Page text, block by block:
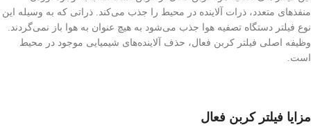
منفذهای متعدد، ذرات آلاینده در محیط را جذب می‌کند. ذراتی که به وسیله این
نوع فیلتر دستگاه تصفیه هوا جذب می‌شود به هیچ عنوان به هوا باز نمی‌گردند.
وظیفه اصلی فیلتر کربن فعال، حذف آلاینده‌های شیمیایی موجود در محیط
است.
مزایا فیلتر کربن فعال